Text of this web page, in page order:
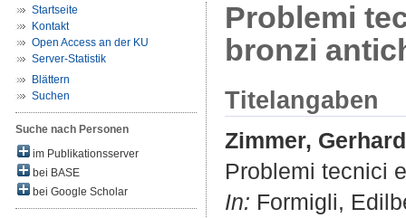
Startseite
Kontakt
Open Access an der KU
Server-Statistik
Blättern
Suchen
Suche nach Personen
im Publikationsserver
bei BASE
bei Google Scholar
Problemi
bronzi
Titelangaben
Zimmer, Gerhard
Problemi tecnici
In: Formigli,